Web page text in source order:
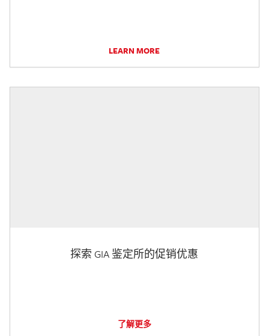
LEARN MORE
探索 GIA 鉴定所的促销优惠
了解更多